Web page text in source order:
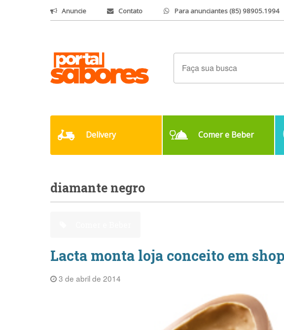
Anuncie Contato Para anunciantes (85) 98905.1994
Delivery Comer e Beber
diamante negro
Lacta monta loja conceito em
3 de abril de 2014